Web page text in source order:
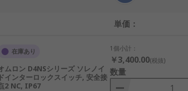
、電源を加えたときに解除する方式です。停電
クは、機械が停止するまで扉を開けさせないた
違い
単価：
在庫あり
ムロン D4NSシリーズ ソレノイ
ドインターロックスイッチ, 安全接
2 NC, IP67
1個小計：
￥3,400.00(税抜)
数量